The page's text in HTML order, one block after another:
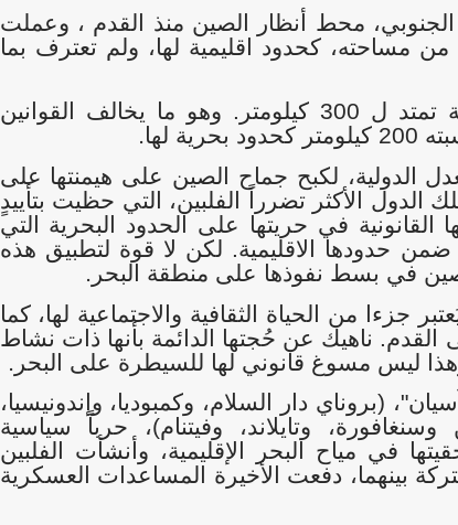
محط أنظار الصين منذ القدم ، وعملت
مساحته، كحدود اقليمية لها، ولم تعترف بما
أعلنت الصبن عن أن حدودها البحرية تمتد ل 300 كيلومتر. وهو ما يخالف القوانين
لها
.
الدولية، لكبح جماح الصين على هيمنتها على
الأكثر تضرراً الفلبين، التي حظيت بتأييدٍ
القانونية في حريتها على الحدود البحرية التي
حدودها الاقليمية. لكن لا قوة لتطبيق هذه
في بسط نفوذها على منطقة البحر .
جزءا من الحياة الثقافية والاجتماعية لها، كما
ناهيك عن حُجتها الدائمة بأنها ذات نشاط
ليس مسوغ قانوني لها للسيطرة على البحر .
(بروناي دار السلام، وكمبوديا، وإندونيسيا،
وسنغافورة، وتايلاند، وفيتنام)، حرباً سياسية
في مياح البحر الإقليمية، وأنشأت الفلبين
بينهما، دفعت الأخيرة المساعدات العسكرية